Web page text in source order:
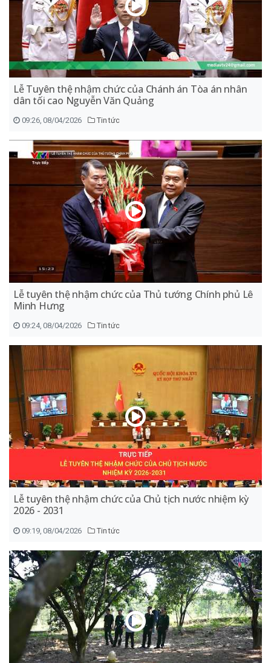
Lễ Tuyên thệ nhậm chức của Chánh án Tòa án nhân
dân tối cao Nguyễn Văn Quảng
09:26, 08/04/2026 Tin tức
Lễ tuyên thệ nhậm chức của Thủ tướng Chính phủ Lê
Minh Hưng
09:24, 08/04/2026 Tin tức
Lễ tuyên thệ nhậm chức của Chủ tịch nước nhiệm kỳ
2026 - 2031
09:19, 08/04/2026 Tin tức